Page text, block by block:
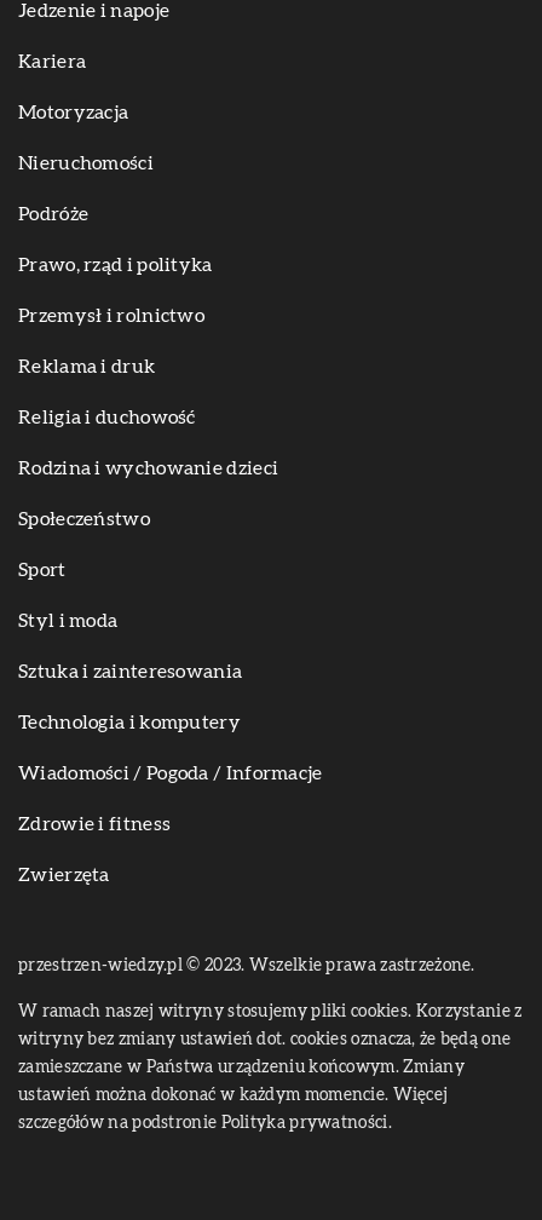
Jedzenie i napoje
Kariera
Motoryzacja
Nieruchomości
Podróże
Prawo, rząd i polityka
Przemysł i rolnictwo
Reklama i druk
Religia i duchowość
Rodzina i wychowanie dzieci
Społeczeństwo
Sport
Styl i moda
Sztuka i zainteresowania
Technologia i komputery
Wiadomości / Pogoda / Informacje
Zdrowie i fitness
Zwierzęta
przestrzen-wiedzy.pl © 2023. Wszelkie prawa zastrzeżone.
W ramach naszej witryny stosujemy pliki cookies. Korzystanie z
witryny bez zmiany ustawień dot. cookies oznacza, że będą one
zamieszczane w Państwa urządzeniu końcowym. Zmiany
ustawień można dokonać w każdym momencie. Więcej
szczegółów na podstronie Polityka prywatności.